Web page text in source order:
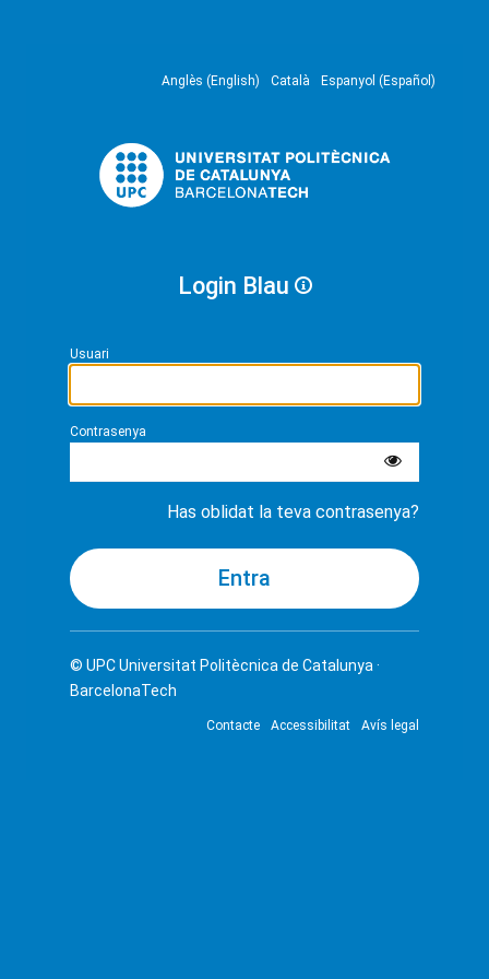
Anglès (English) Català Espanyol (Español)
Login Blau
Usuari
Contrasenya
Has oblidat la teva contrasenya?
© UPCUniversitat Politècnica de Catalunya ·
BarcelonaTech
Contacte Accessibilitat Avís legal